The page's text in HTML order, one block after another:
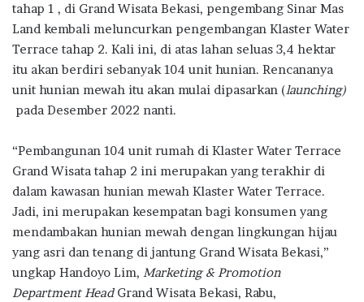
o
o
k
r
A
p
p
ra
m
tahap 1 , di Grand Wisata Bekasi, pengembang Sinar Mas
Land kembali meluncurkan pengembangan Klaster Water
Terrace tahap 2. Kali ini, di atas lahan seluas 3,4 hektar
itu akan berdiri sebanyak 104 unit hunian. Rencananya
unit hunian mewah itu akan mulai dipasarkan (launching)
pada Desember 2022 nanti.
“Pembangunan 104 unit rumah di Klaster Water Terrace
Grand Wisata tahap 2 ini merupakan yang terakhir di
dalam kawasan hunian mewah Klaster Water Terrace.
Jadi, ini merupakan kesempatan bagi konsumen yang
mendambakan hunian mewah dengan lingkungan hijau
yang asri dan tenang di jantung Grand Wisata Bekasi,”
ungkap Handoyo Lim, Marketing & Promotion
Department HeadGrand Wisata Bekasi, Rabu,